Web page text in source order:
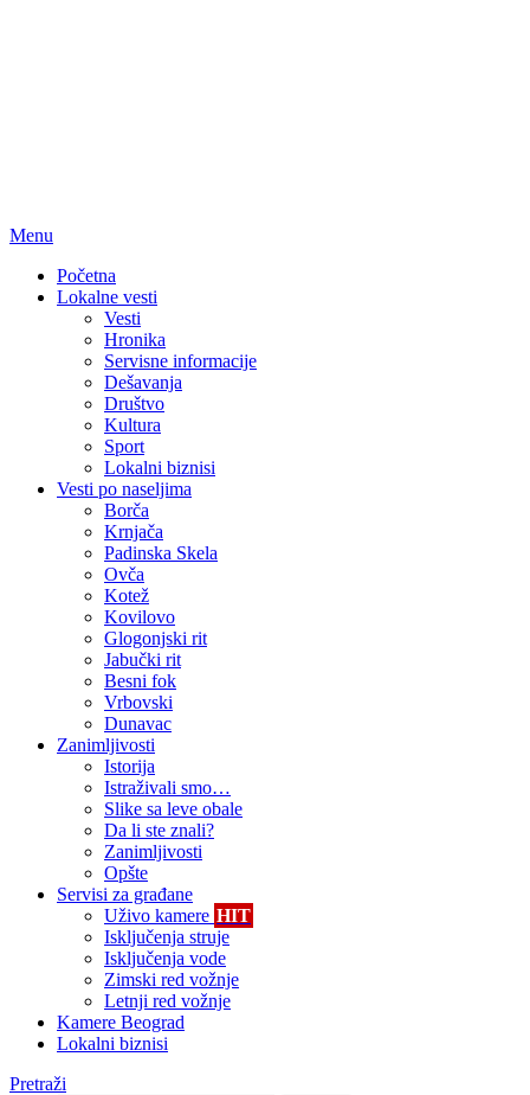
Menu
Početna
Lokalne vesti
Vesti
Hronika
Servisne informacije
Dešavanja
Društvo
Kultura
Sport
Lokalni biznisi
Vesti po naseljima
Borča
Krnjača
Padinska Skela
Ovča
Kotež
Kovilovo
Glogonjski rit
Jabučki rit
Besni fok
Vrbovski
Dunavac
Zanimljivosti
Istorija
Istraživali smo…
Slike sa leve obale
Da li ste znali?
Zanimljivosti
Opšte
Servisi za građane
Uživo kamere HIT
Isključenja struje
Isključenja vode
Zimski red vožnje
Letnji red vožnje
Kamere Beograd
Lokalni biznisi
Pretraži